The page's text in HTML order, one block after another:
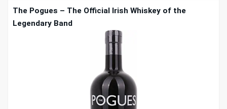
The Pogues – The Official Irish Whiskey of the
Legendary Band